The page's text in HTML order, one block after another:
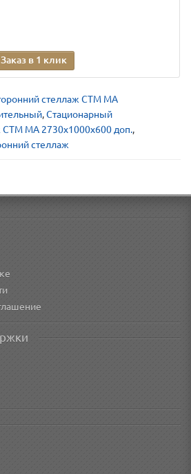
Заказ в 1 клик
стеллаж СТМ МА
,Стационарный
СТМ МА 2730х1000х600 доп.,
стеллаж